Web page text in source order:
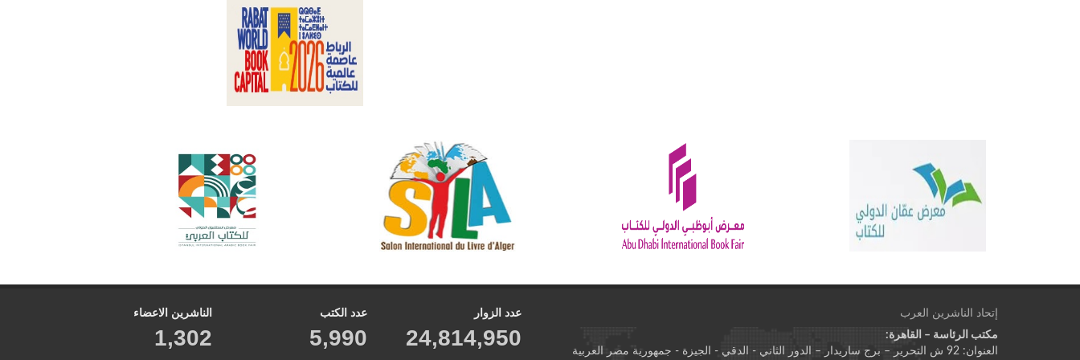
إتحاد الناشرين العرب
مكتب الرئاسة – القاهرة:
العنوان: 92 ش التحرير – برج ساريدار – الدور الثاني - الدقي - الجيزة - جمهورية مصر العربية
الناشرين الاعضاء
1,302
عدد الكتب
5,990
عدد الزوار
24,814,950